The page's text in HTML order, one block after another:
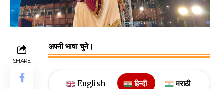
SHARE
अपनी भाषा चुने।
English हिन्दी मराठी